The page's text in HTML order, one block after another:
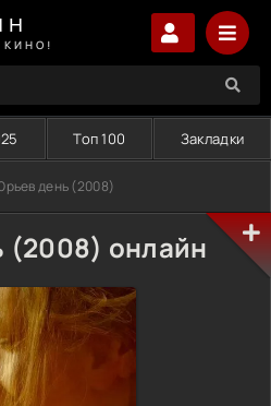
КИНО!
Топ 100 Закладки
день (2008)
(2008) онлайн